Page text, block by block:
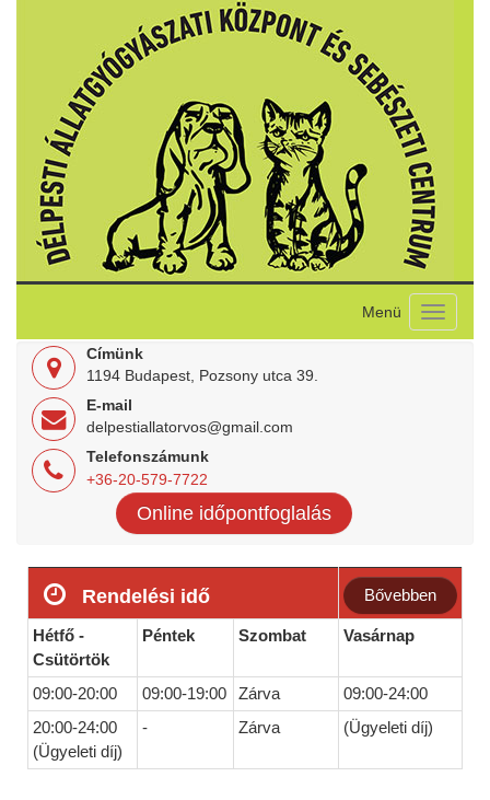
Toggle
Címünk
1194 Budapest, Pozsony utca 39.
E-mail
delpestiallatorvos@gmail.com
Telefonszámunk
+36-20-579-7722
Online időpontfoglalás
Rendelési idő Bővebben
Hétfő -
Csütörtök
Péntek Szombat Vasárnap
09:00-20:00 09:00-19:00 Zárva
09:00-24:00
20:00-24:00
(Ügyeleti díj)
- Zárva (Ügyeleti díj)